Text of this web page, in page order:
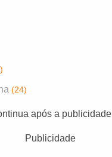
(24)
após a publicidade
Publicidade